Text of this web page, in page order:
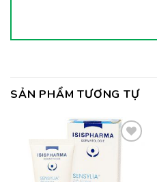
SẢN PHẨM TƯƠNG TỰ